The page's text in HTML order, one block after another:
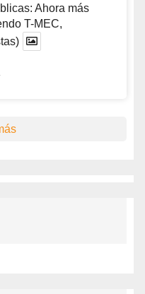
Ahora más
T-MEC,